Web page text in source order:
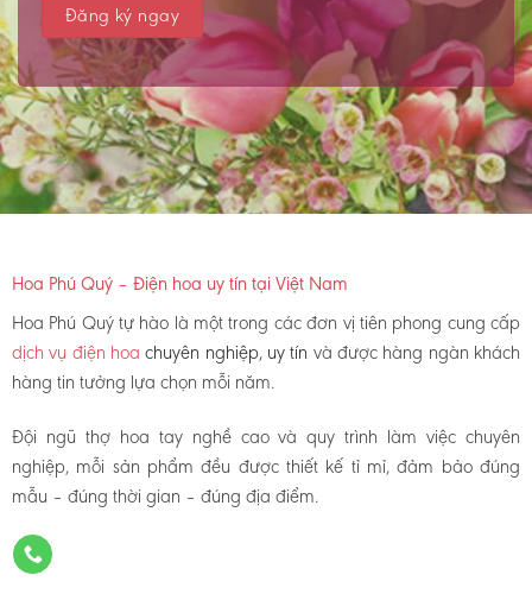
Hoa Phú Quý – Điện hoa uy tín tại Việt Nam
Hoa Phú Quý tự hào là một trong các đơn vị tiên phong cung cấp
dịch vụ điện hoachuyên nghiệp, uy tín và được hàng ngàn khách
hàng tin tưởng lựa chọn mỗi năm.
Đội ngũ thợ hoa tay nghề cao và quy trình làm việc chuyên
nghiệp, mỗi sản phẩm đều được thiết kế tỉ mỉ, đảm bảo đúng
mẫu – đúng thời gian – đúng địa điểm.